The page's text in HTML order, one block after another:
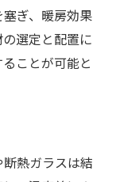
ぎ、暖房効果
選定と配置に
ことが可能と
熱ガラスは結